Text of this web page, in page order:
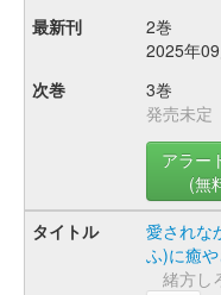
2巻
2025年
3巻
発売未定
アラー
(無
愛されな
ふ)に癒
緒方し